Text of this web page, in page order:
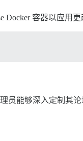
Docker 容器以应用更
员能够深入定制其